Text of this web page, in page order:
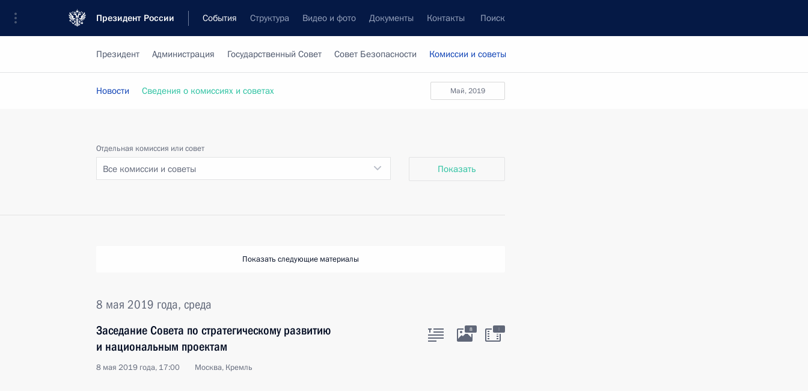
Президент России События Структура Видео и фото Документы Контакты Поиск
Президент Администрация Государственный Совет Совет Безопасности Комиссии и советы
май, 2019
Новости Сведения о комиссиях и советах
Отдельная комиссия или совет
Все комиссии и советы Показать
Показать следующие материалы
8 мая 2019 года, среда
Заседание Совета по стратегическому развитию
и национальным проектам
8 мая 2019 года, 17:00 Москва, Кремль
8 :